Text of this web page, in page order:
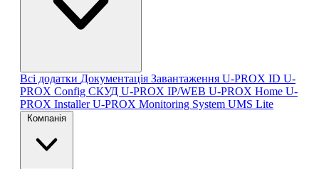
Всі додатки Документація Завантаження U-PROX ID U-
PROX Config СКУД U-PROX IP/WEB U-PROX Home U-
PROX InstallerU-PROX Monitoring System UMS Lite
Компанія